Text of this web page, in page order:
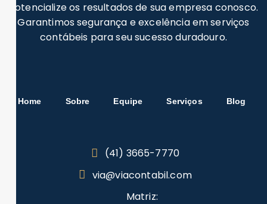
Potencialize os resultados de sua empresa conosco.
Garantimos segurança e excelência em serviços
contábeis para seu sucesso duradouro.
Home Sobre Equipe Serviços Blog
(41) 3665-7770
via@viacontabil.com
Matriz: